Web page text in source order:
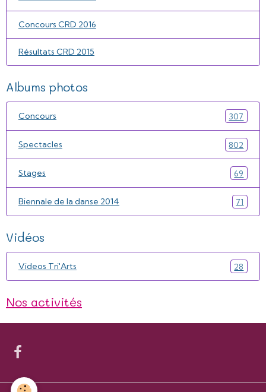
Concours CRD 2016
Résultats CRD 2015
Albums photos
Concours 307
Spectacles 802
Stages 69
Biennale de la danse 2014 71
Vidéos
Videos Tri'Arts 28
Nos activités